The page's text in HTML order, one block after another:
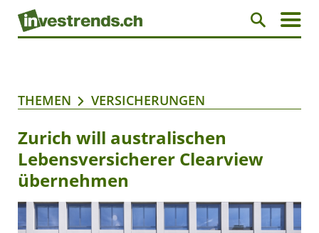
THEMEN VERSICHERUNGEN
Zurich will australischen
Lebensversicherer Clearview
übernehmen